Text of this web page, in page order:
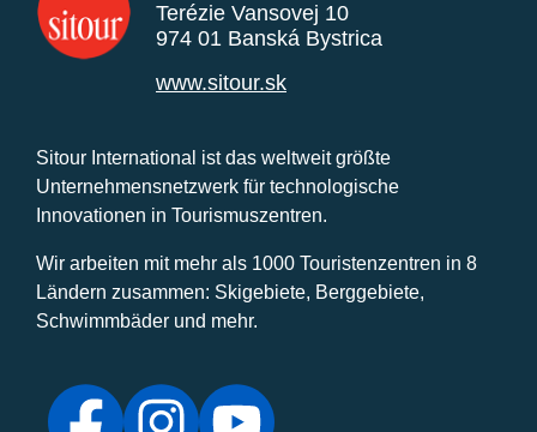
Terézie Vansovej 10
974 01 Banská Bystrica
www.sitour.sk
Sitour International ist das weltweit größte
Unternehmensnetzwerk für technologische
Innovationen in Tourismuszentren.
Wir arbeiten mit mehr als 1000 Touristenzentren in 8
Ländern zusammen: Skigebiete, Berggebiete,
Schwimmbäder und mehr.